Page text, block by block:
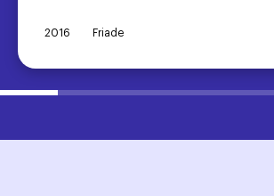
2016 Friade